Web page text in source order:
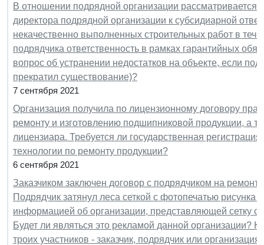
В отношении подрядной организации рассматривается
директора подрядной организации к субсидиарной
некачественно выполненных строительных работ в
подрядчика ответственность в рамках гарантийных
вопрос об устранении недостатков на объекте, если
прекратил существование)?
7 сентября 2021
Организация получила по лицензионному договору
ремонту и изготовлению подшипниковой продукции, а
лицензиара. Требуется ли государственная
технологии по ремонту продукции?
6 сентября 2021
Заказчиком заключен договор с подрядчиком на
Подрядчик затянул леса сеткой с фотопечатью
информацией об организации, представляющей сетку
Будет ли являться это рекламой данной организации?
троих участников - заказчик, подрядчик или